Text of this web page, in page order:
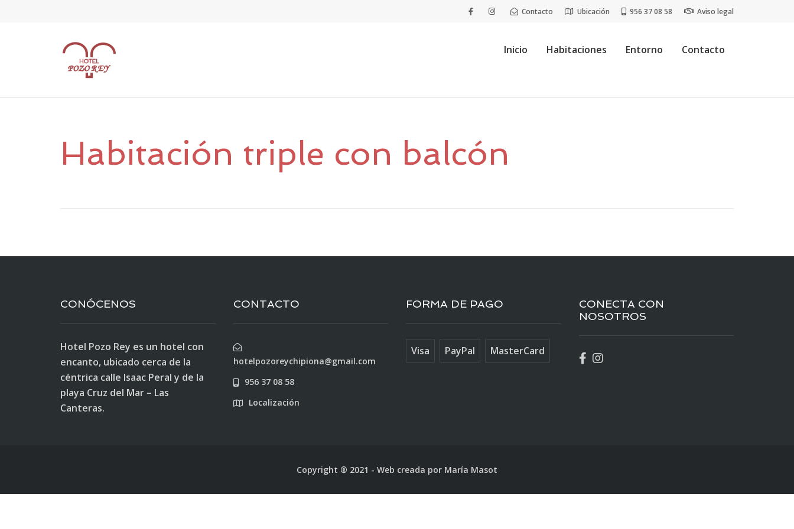
Contacto Ubicación 956 37 08 58 Aviso legal
Inicio Habitaciones Entorno Contacto
Habitación triple con balcón
CONÓCENOS
Hotel Pozo Rey es un hotel con
encanto, ubicado cerca de la
céntrica calle Isaac Peral y de la
playa Cruz del Mar – Las
Canteras.
CONTACTO
hotelpozoreychipiona@gmail.com
956 37 08 58
Localización
FORMA DE PAGO
Visa PayPal MasterCard
CONECTA CON
NOSOTROS
Copyright ® 2021 - Web creada por María Masot